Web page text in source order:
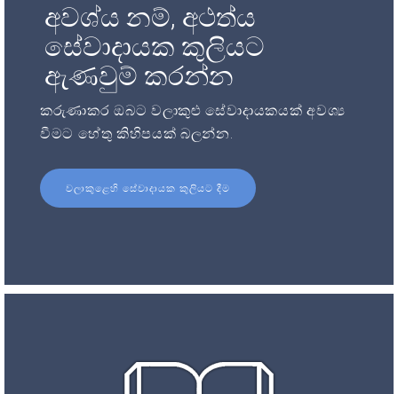
අවශ්ය නම්, අථත්ය
සේවාදායක කුලියට
ඇණවුම් කරන්න
කරුණාකර ඔබට වලාකුළු සේවාදායකයක් අවශ්‍ය
වීමට හේතු කිහිපයක් බලන්න.
වලාකුළෙහි සේවාදායක කුලියට දීම